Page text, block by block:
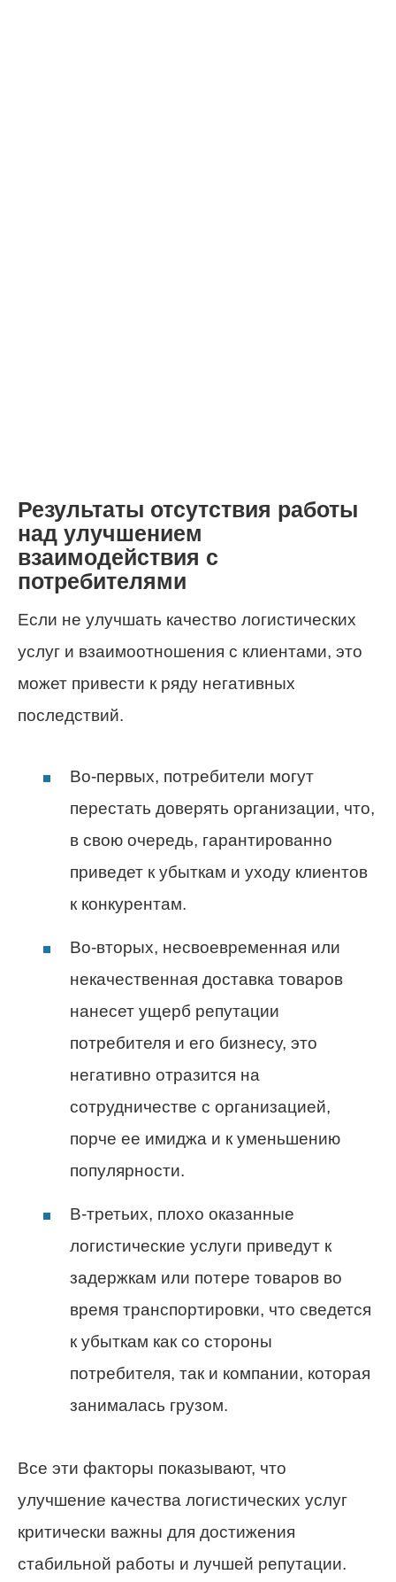
Результаты отсутствия работы
над улучшением
взаимодействия с
потребителями
Если не улучшать качество логистических
услуг и взаимоотношения с клиентами, это
может привести к ряду негативных
последствий.
Во-первых, потребители могут
перестать доверять организации, что,
в свою очередь, гарантированно
приведет к убыткам и уходу клиентов
к конкурентам.
Во-вторых, несвоевременная или
некачественная доставка товаров
нанесет ущерб репутации
потребителя и его бизнесу, это
негативно отразится на
сотрудничестве с организацией,
порче ее имиджа и к уменьшению
популярности.
В-третьих, плохо оказанные
логистические услуги приведут к
задержкам или потере товаров во
время транспортировки, что сведется
к убыткам как со стороны
потребителя, так и компании, которая
занималась грузом.
Все эти факторы показывают, что
улучшение качества логистических услуг
критически важны для достижения
стабильной работы и лучшей репутации.